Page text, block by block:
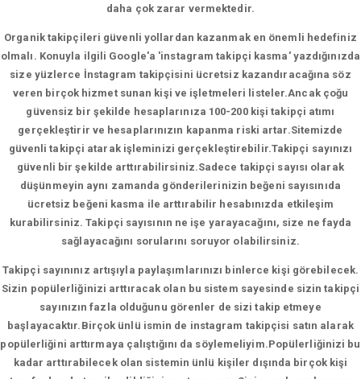
daha çok zarar vermektedir.
Organik takipçileri güvenli yollardan kazanmak en önemli hedefiniz
olmalı. Konuyla ilgili Google'a 'instagram takipçi kasma' yazdığınızda
size yüzlerce İnstagram takipçisini ücretsiz kazandıracağına söz
veren birçok hizmet sunan kişi ve işletmeleri listeler.Ancak çoğu
güvensiz bir şekilde hesaplarınıza 100-200 kişi takipçi atımı
gerçekleştirir ve hesaplarınızın kapanma riski artar.Sitemizde
güvenli takipçi atarak işleminizi gerçekleştirebilir.Takipçi sayınızı
güvenli bir şekilde arttırabilirsiniz.Sadece takipçi sayısı olarak
düşünmeyin aynı zamanda gönderilerinizin beğeni sayısınıda
ücretsiz beğeni kasma ile arttırabilir hesabınızda etkileşim
kurabilirsiniz. Takipçi sayısının ne işe yarayacağını, size ne fayda
sağlayacağını sorularını soruyor olabilirsiniz.
Takipçi sayınınız artışıyla paylaşımlarınızı binlerce kişi görebilecek.
Sizin popülerliğinizi arttıracak olan bu sistem sayesinde sizin takipçi
sayınızın fazla olduğunu görenler de sizi takip etmeye
başlayacaktır.Birçok ünlü ismin de instagram takipçisi satın alarak
popülerliğini arttırmaya çalıştığını da söylemeliyim.Popülerliğinizi bu
kadar arttırabilecek olan sistemin ünlü kişiler dışında birçok kişi